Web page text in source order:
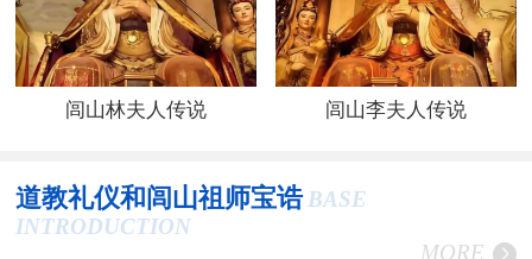
闾山林夫人传说 闾山李夫人传说
道教礼仪和闾山祖师宝诰 BASE
INTRODUCTION
MORE